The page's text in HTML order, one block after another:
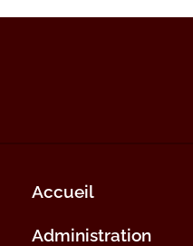
Accueil
Administration